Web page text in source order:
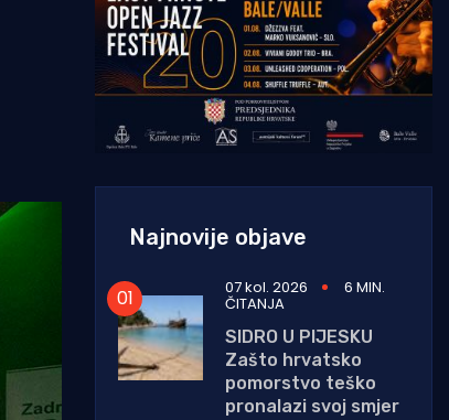
Najnovije objave
07 kol. 2026 6 MIN.
ČITANJA
SIDRO U PIJESKU
Zašto hrvatsko
pomorstvo teško
pronalazi svoj smjer